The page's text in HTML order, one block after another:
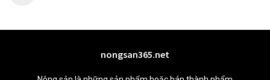
nongsan365.net